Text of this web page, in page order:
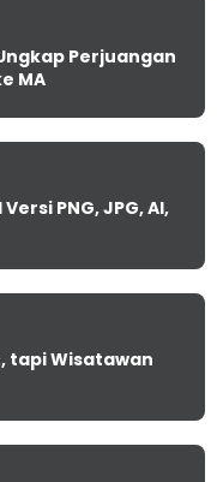
Perjuangan
MA
PNG, JPG, AI,
tapi Wisatawan